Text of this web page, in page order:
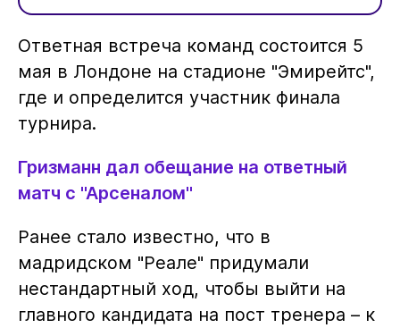
Ответная встреча команд состоится 5
мая в Лондоне на стадионе "Эмирейтс",
где и определится участник финала
турнира.
Гризманн дал обещание на ответный
матч с "Арсеналом"
Ранее стало известно, что в
мадридском "Реале" придумали
нестандартный ход, чтобы выйти на
главного кандидата на пост тренера – к